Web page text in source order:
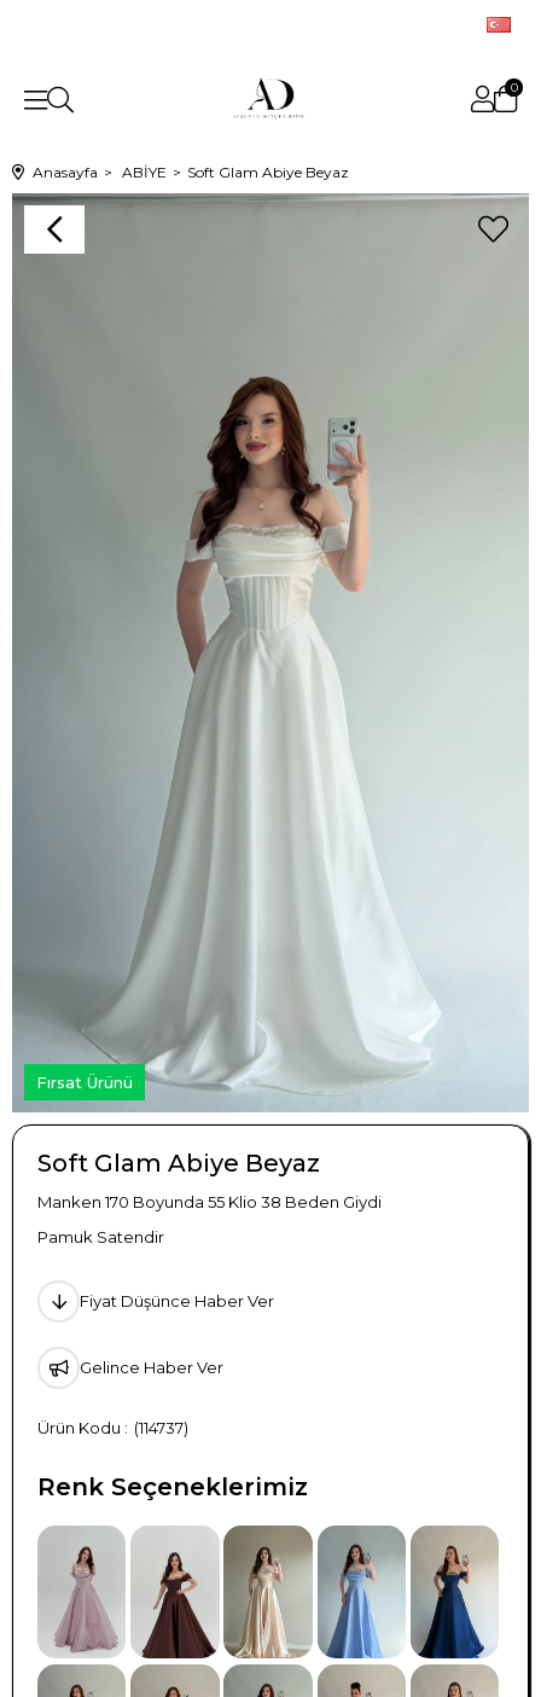
0
Anasayfa ABİYE Soft Glam Abiye Beyaz
Fırsat Ürünü
Soft Glam Abiye Beyaz
Manken 170 Boyunda 55 Klio 38 Beden Giydi
Pamuk Satendir
Fiyat Düşünce Haber Ver
Gelince Haber Ver
(114737)
Renk Seçeneklerimiz
TÜKENDI TÜKENDI